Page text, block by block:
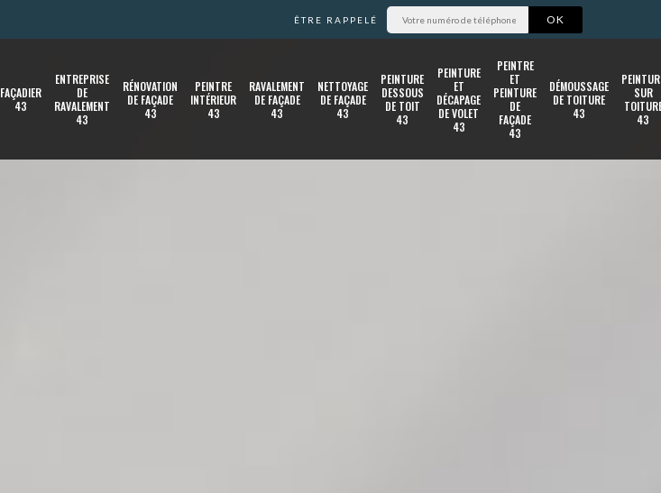
ÊTRE RAPPELÉ
FAÇADIER
43
ENTREPRISE
DE
RAVALEMENT
43
RÉNOVATION
DE FAÇADE
43
PEINTRE
INTÉRIEUR
43
RAVALEMENT
DE FAÇADE
43
NETTOYAGE
DE FAÇADE
43
PEINTURE
DESSOUS
DE TOIT
43
PEINTURE
ET
DÉCAPAGE
DE VOLET
43
PEINTRE
ET
PEINTURE
DE
FAÇADE
43
DÉMOUSSAGE
DE TOITURE
43
SUR
43